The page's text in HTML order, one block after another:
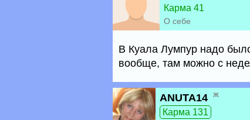
Карма 41
О себе
В Куала Лумпур надо
вообще, там можно с
ANUTA14 ж
Карма 131